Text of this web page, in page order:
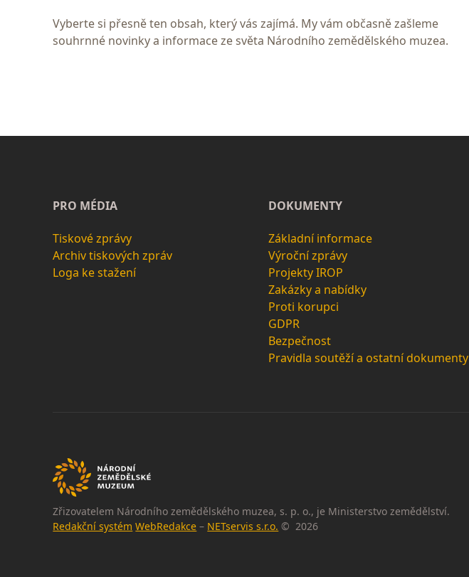
Vyberte si přesně ten obsah, který vás zajímá. My vám občasně zašleme
souhrnné novinky a informace ze světa Národního zemědělského muzea.
PRO MÉDIA
Tiskové zprávy
Archiv tiskových zpráv
Loga ke stažení
DOKUMENTY
Základní informace
Výroční zprávy
Projekty IROP
Zakázky a nabídky
Proti korupci
GDPR
Bezpečnost
Pravidla soutěží a ostatní dokumenty
Zřizovatelem Národního zemědělského muzea, s. p. o., je Ministerstvo zemědělství.
Redakční systém WebRedakce – NETservis s.r.o. © 2026